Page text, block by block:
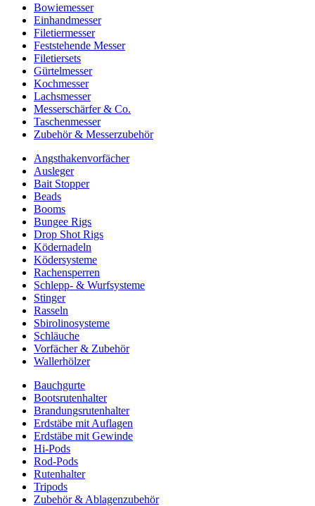
Bowiemesser
Einhandmesser
Filetiermesser
Feststehende Messer
Filetiersets
Gürtelmesser
Kochmesser
Lachsmesser
Messerschärfer & Co.
Taschenmesser
Zubehör & Messerzubehör
Angsthakenvorfächer
Ausleger
Bait Stopper
Beads
Booms
Bungee Rigs
Drop Shot Rigs
Ködernadeln
Ködersysteme
Rachensperren
Schlepp- & Wurfsysteme
Stinger
Rasseln
Sbirolinosysteme
Schläuche
Vorfächer & Zubehör
Wallerhölzer
Bauchgurte
Bootsrutenhalter
Brandungsrutenhalter
Erdstäbe mit Auflagen
Erdstäbe mit Gewinde
Hi-Pods
Rod-Pods
Rutenhalter
Tripods
Zubehör & Ablagenzubehör